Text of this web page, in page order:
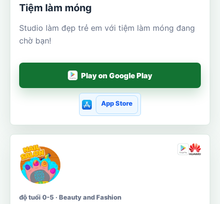
Tiệm làm móng
Studio làm đẹp trẻ em với tiệm làm móng đang
chờ bạn!
Play on Google Play
App Store
độ tuổi 0-5 · Beauty and Fashion